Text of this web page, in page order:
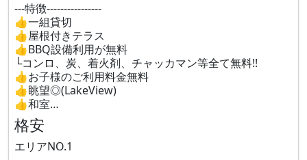
---特徴----------------
👍一組貸切
👍屋根付きテラス
👍BBQ設備利用が無料
└コンロ、炭、着火剤、チャッカマン等全て無料!!
👍お子様のご利用料金無料
👍眺望◎(LakeView)
👍和室…
格安
エリアNO.1